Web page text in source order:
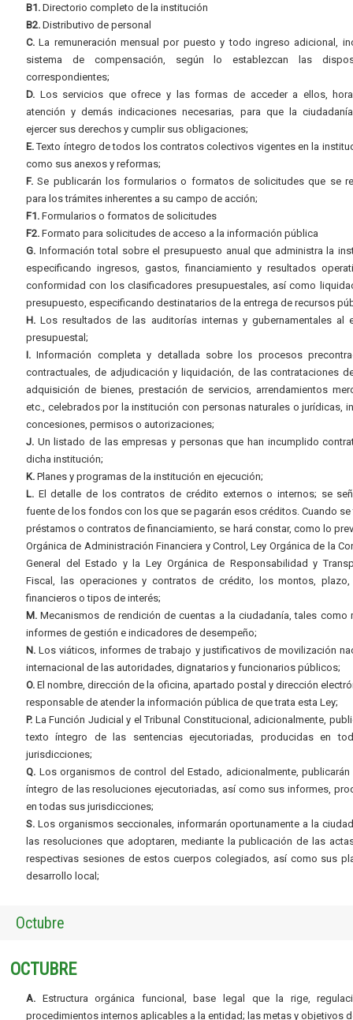
B1. Directorio completo de la institución
B2. Distributivo de personal
C. La remuneración mensual por puesto y todo ingreso adicional,
sistema de compensación, según lo establezcan las
correspondientes;
D. Los servicios que ofrece y las formas de acceder a ellos,
atención y demás indicaciones necesarias, para que la
ejercer sus derechos y cumplir sus obligaciones;
E.Texto íntegro de todos los contratos colectivos vigentes en la
como sus anexos y reformas;
F. Se publicarán los formularios o formatos de solicitudes que se
para los trámites inherentes a su campo de acción;
F1. Formularios o formatos de solicitudes
F2. Formato para solicitudes de acceso a la información pública
G. Información total sobre el presupuesto anual que administra la
especificando ingresos, gastos, financiamiento y resultados
conformidad con los clasificadores presupuestales, así como
presupuesto, especificando destinatarios de la entrega de recursos
H. Los resultados de las auditorías internas y gubernamentales al
presupuestal;
I. Información completa y detallada sobre los procesos
contractuales, de adjudicación y liquidación, de las contrataciones
adquisición de bienes, prestación de servicios, arrendamientos
etc., celebrados por la institución con personas naturales o jurídicas,
concesiones, permisos o autorizaciones;
J. Un listado de las empresas y personas que han incumplido
dicha institución;
K. Planes y programas de la institución en ejecución;
L. El detalle de los contratos de crédito externos o internos; se
fuente de los fondos con los que se pagarán esos créditos. Cuando se
préstamos o contratos de financiamiento, se hará constar, como lo
Orgánica de Administración Financiera y Control, Ley Orgánica de la
General del Estado y la Ley Orgánica de Responsabilidad y
Fiscal, las operaciones y contratos de crédito, los montos,
financieros o tipos de interés;
M. Mecanismos de rendición de cuentas a la ciudadanía, tales como
informes de gestión e indicadores de desempeño;
N. Los viáticos, informes de trabajo y justificativos de movilización
internacional de las autoridades, dignatarios y funcionarios públicos;
O. El nombre, dirección de la oficina, apartado postal y dirección
responsable de atender la información pública de que trata esta Ley;
P. La Función Judicial y el Tribunal Constitucional, adicionalmente,
texto íntegro de las sentencias ejecutoriadas, producidas en
jurisdicciones;
Q. Los organismos de control del Estado, adicionalmente, publicarán
íntegro de las resoluciones ejecutoriadas, así como sus informes,
en todas sus jurisdicciones;
S. Los organismos seccionales, informarán oportunamente a la
las resoluciones que adoptaren, mediante la publicación de las
respectivas sesiones de estos cuerpos colegiados, así como sus
desarrollo local;
Octubre
OCTUBRE
A. Estructura orgánica funcional, base legal que la rige,
procedimientos internos aplicables a la entidad; las metas y objetivos